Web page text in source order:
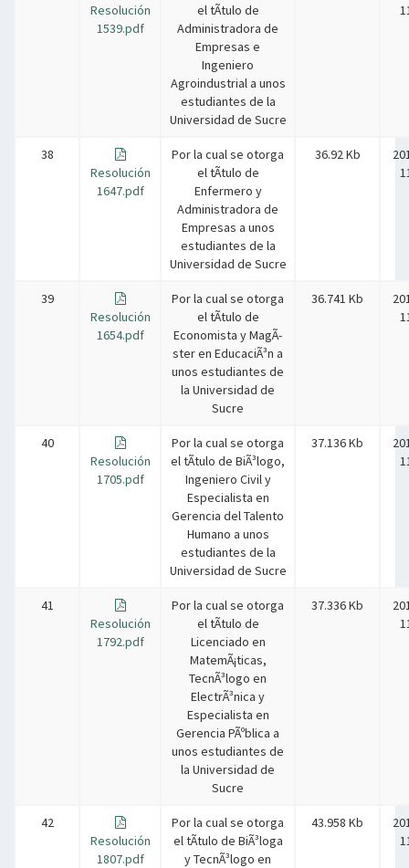
Resolución
1539.pdf
el tÃ­tulo de
Administradora de
Empresas e
Ingeniero
Agroindustrial a unos
estudiantes de la
Universidad de Sucre
38
Resolución
1647.pdf
Por la cual se otorga
el tÃ­tulo de
Enfermero y
Administradora de
Empresas a unos
estudiantes de la
Universidad de Sucre
36.92 Kb
39
Resolución
1654.pdf
Por la cual se otorga
el tÃ­tulo de
Economista y MagÃ­
ster en EducaciÃ³n a
unos estudiantes de
la Universidad de
Sucre
36.741 Kb
40
Resolución
1705.pdf
Por la cual se otorga
el tÃ­tulo de BiÃ³logo,
Ingeniero Civil y
Especialista en
Gerencia del Talento
Humano a unos
estudiantes de la
Universidad de Sucre
37.136 Kb
41
Resolución
1792.pdf
Por la cual se otorga
el tÃ­tulo de
Licenciado en
MatemÃ¡ticas,
TecnÃ³logo en
ElectrÃ³nica y
Especialista en
Gerencia PÃºblica a
unos estudiantes de
la Universidad de
Sucre
37.336 Kb
42
Resolución
1807.pdf
Por la cual se otorga
el tÃ­tulo de BiÃ³loga
y TecnÃ³logo en
43.958 Kb